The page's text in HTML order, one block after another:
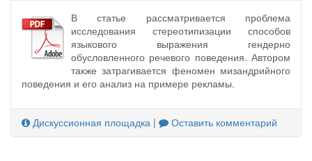
В статье рассматривается проблема
исследования стереотипизации способов
языкового выражения гендерно
обусловленного речевого поведения. Автором
также затрагивается феномен мизандрийного
поведения и его анализ на примере рекламы.
Дискуссионная площадка | Оставить комментарий